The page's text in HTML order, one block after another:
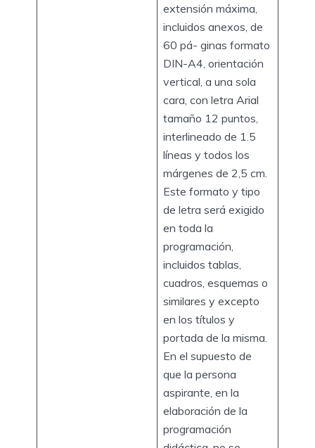
extensión máxima,
incluidos anexos, de
60 pá- ginas formato
DIN-A4, orientación
vertical, a una sola
cara, con letra Arial
tamaño 12 puntos,
interlineado de 1.5
líneas y todos los
márgenes de 2,5 cm.
Este formato y tipo
de letra será exigido
en toda la
programación,
incluidos tablas,
cuadros, esquemas o
similares y excepto
en los títulos y
portada de la misma.
En el supuesto de
que la persona
aspirante, en la
elaboración de la
programación